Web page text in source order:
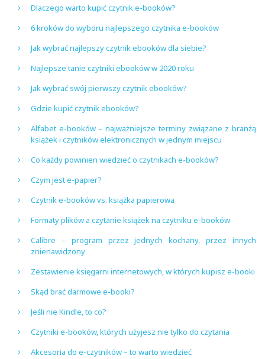
Dlaczego warto kupić czytnik e-booków?
6 kroków do wyboru najlepszego czytnika e-booków
Jak wybrać najlepszy czytnik ebooków dla siebie?
Najlepsze tanie czytniki ebooków w 2020 roku
Jak wybrać swój pierwszy czytnik ebooków?
Gdzie kupić czytnik ebooków?
Alfabet e-booków – najważniejsze terminy związane z branżą
książek i czytników elektronicznych w jednym miejscu
Co każdy powinien wiedzieć o czytnikach e-booków?
Czym jest e-papier?
Czytnik e-booków vs. książka papierowa
Formaty plików a czytanie książek na czytniku e-booków
Calibre – program przez jednych kochany, przez innych
znienawidzony
Zestawienie księgarni internetowych, w których kupisz e-booki
Skąd brać darmowe e-booki?
Jeśli nie Kindle, to co?
Czytniki e-booków, których użyjesz nie tylko do czytania
Akcesoria do e-czytników – to warto wiedzieć